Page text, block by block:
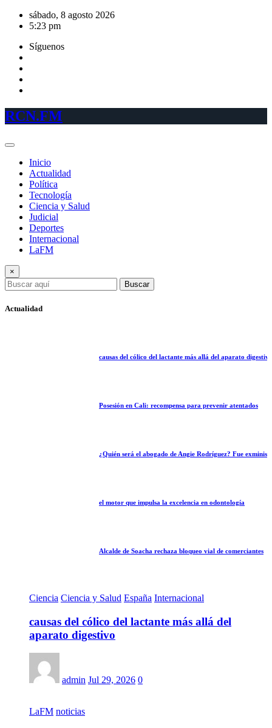
Saltar
sábado, 8 agosto 2026
5:23 pm
Síguenos
RCN.FM
Inicio
Actualidad
Política
Tecnología
Ciencia y Salud
Judicial
Deportes
Internacional
LaFM
×
Buscar
Actualidad
causas del cólico del lactante más allá del aparato digestivo
Posesión en Cali: recompensa para prevenir atentados
¿Quién será el abogado de Angie Rodríguez? Fue exministro
el motor que impulsa la excelencia en odontología
Alcalde de Soacha rechaza bloqueo vial de comerciantes
Ciencia Ciencia y Salud España Internacional
causas del cólico del lactante más allá del
aparato digestivo
admin Jul 29, 2026 0
LaFM noticias